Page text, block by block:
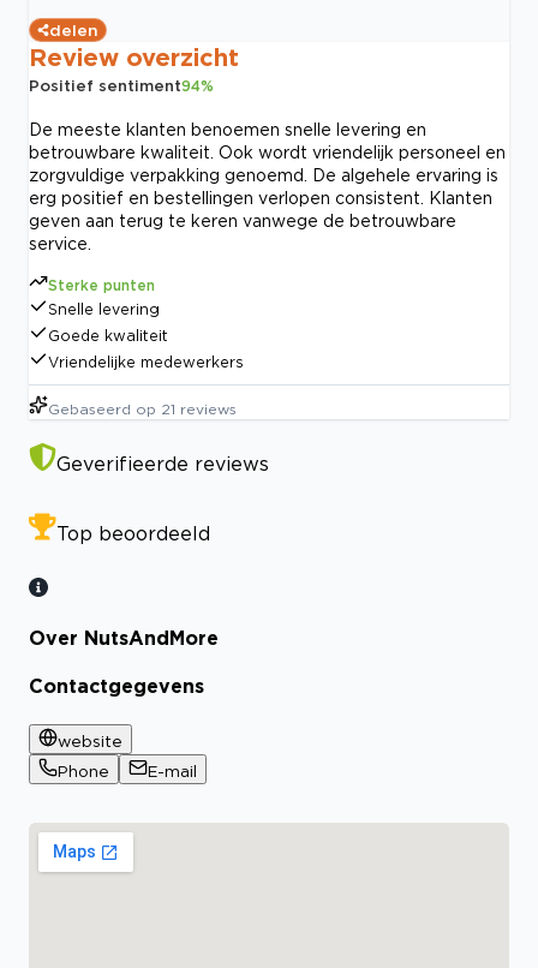
delen
Review overzicht
Positief sentiment94%
De meeste klanten benoemen snelle levering en
betrouwbare kwaliteit. Ook wordt vriendelijk personeel en
zorgvuldige verpakking genoemd. De algehele ervaring is
erg positief en bestellingen verlopen consistent. Klanten
geven aan terug te keren vanwege de betrouwbare
service.
Sterke punten
Snelle levering
Goede kwaliteit
Vriendelijke medewerkers
Gebaseerd op 21 reviews
Geverifieerde reviews
Top beoordeeld
Over NutsAndMore
Contactgegevens
website
Phone
E-mail